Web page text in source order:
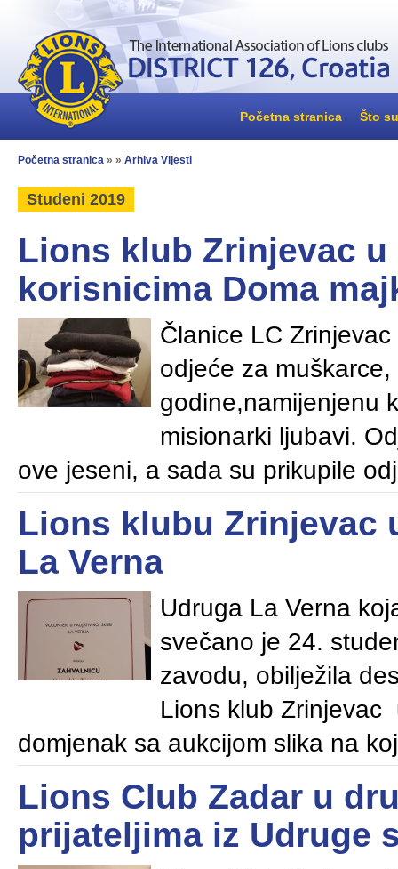
Početna stranica Što
Početna stranica » » Arhiva Vijesti
Studeni 2019
Lions klub Zrinjevac
korisnicima Doma
Članice LC
odjeće za
godine,namijenjenu
misionarki ljubavi.
ove jeseni, a sada su prikupile
Lions klubu Zrinjevac
La Verna
Udruga La Verna
svečano je 24.
zavodu, obilježila
Lions klub Zrinjevac
domjenak sa aukcijom slika na
Lions Club Zadar u
prijateljima iz Udruge